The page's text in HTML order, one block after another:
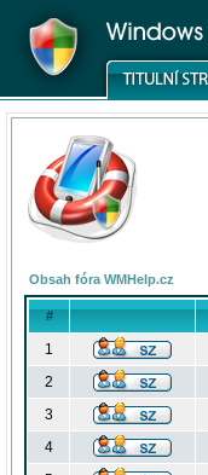
Obsah fóra WMHelp.cz
#
1
2
3
4